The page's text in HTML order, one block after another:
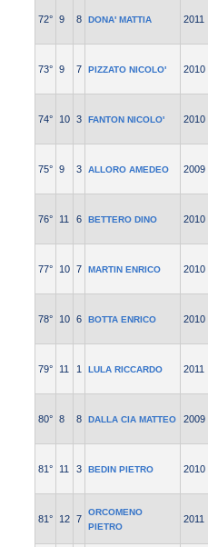
72° 9 8 DONA' MATTIA 2011
73° 9 7 PIZZATO NICOLO' 2010
74° 10 3 FANTON NICOLO' 2010
75° 9 3 ALLORO AMEDEO 2009
76° 11 6 BETTERO DINO 2010
77° 10 7 MARTIN ENRICO 2010
78° 10 6 BOTTA ENRICO 2010
79° 11 1 LULA RICCARDO 2011
80° 8 8 DALLA CIA MATTEO 2009
81° 11 3 BEDIN PIETRO 2010
81° 12 7
ORCOMENO
PIETRO
2011